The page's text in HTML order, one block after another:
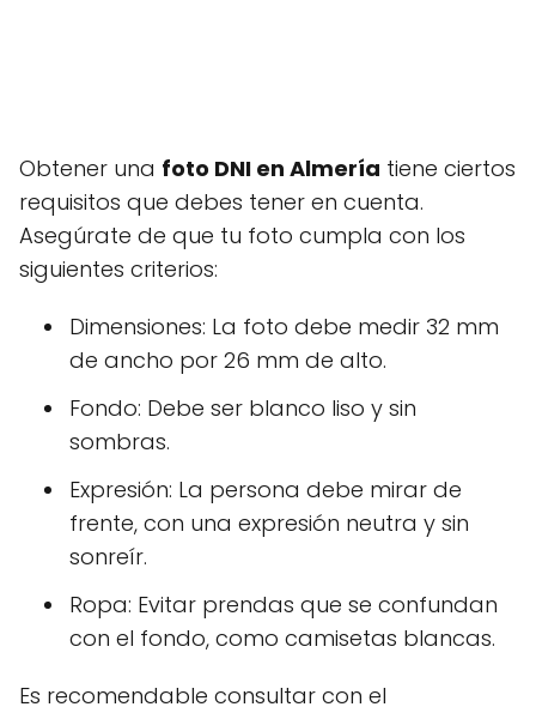
Obtener una foto DNI en Almería tiene ciertos
requisitos que debes tener en cuenta.
Asegúrate de que tu foto cumpla con los
siguientes criterios:
Dimensiones: La foto debe medir 32 mm
de ancho por 26 mm de alto.
Fondo: Debe ser blanco liso y sin
sombras.
Expresión: La persona debe mirar de
frente, con una expresión neutra y sin
sonreír.
Ropa: Evitar prendas que se confundan
con el fondo, como camisetas blancas.
Es recomendable consultar con el